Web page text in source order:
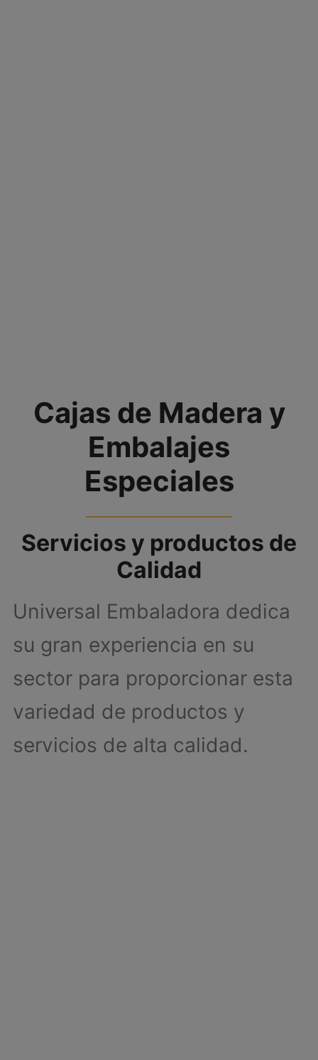
Embalajes de Gran
Volumen
Asesoramiento en
materia de
embalaje y trincaje
Embalajes de Gran Volumen
Cajas de Madera y
Embalajes
Especiales
Servicios y productos de
Calidad
Universal Embaladora dedica
su gran experiencia en su
sector para proporcionar esta
variedad de productos y
servicios de alta calidad.